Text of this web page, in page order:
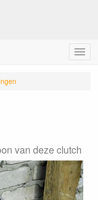
Menu
van deze clutch